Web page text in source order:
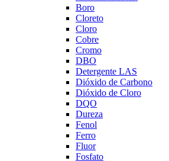
Boro
Cloreto
Cloro
Cobre
Cromo
DBO
Detergente LAS
Dióxido de Carbono
Dióxido de Cloro
DQO
Dureza
Fenol
Ferro
Fluor
Fosfato